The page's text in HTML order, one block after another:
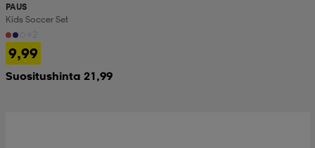
PAUS
Kids Soccer Set
9,99
Suositushinta 21,99